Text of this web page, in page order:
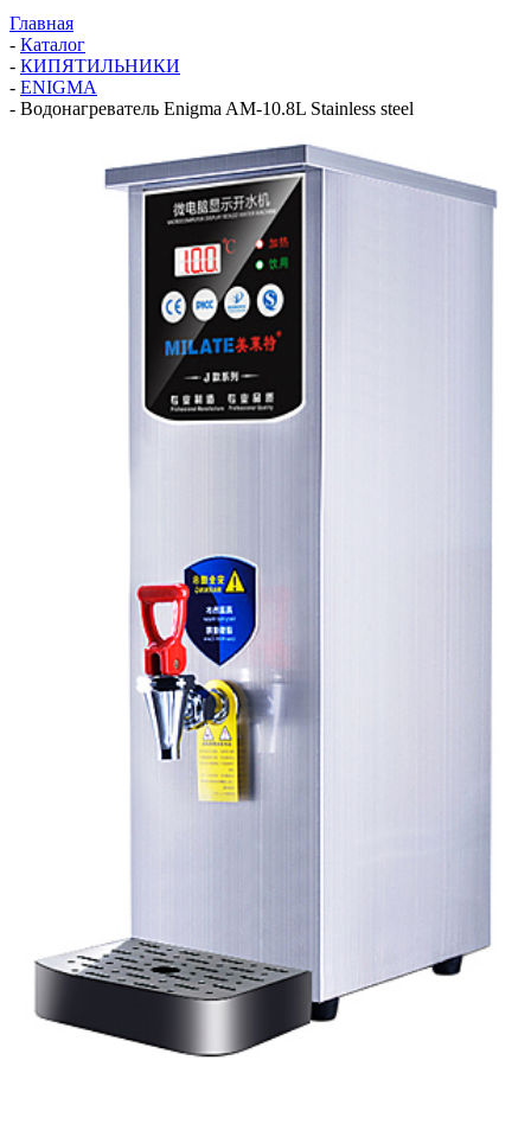
Главная
- Каталог
- КИПЯТИЛЬНИКИ
- ENIGMA
- Водонагреватель Enigma AM-10.8L Stainless steel